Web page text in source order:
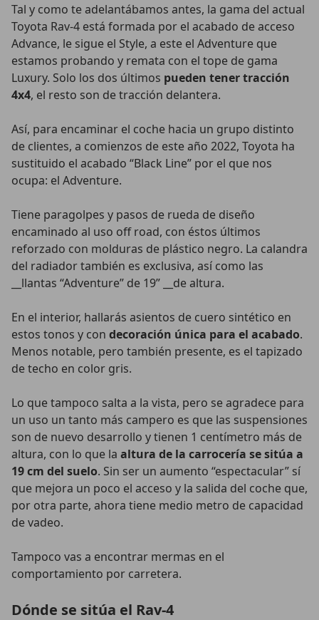
Tal y como te adelantábamos antes, la gama del actual
Toyota Rav-4 está formada por el acabado de acceso
Advance, le sigue el Style, a este el Adventure que
estamos probando y remata con el tope de gama
Luxury. Solo los dos últimos pueden tener tracción
4x4, el resto son de tracción delantera.
Así, para encaminar el coche hacia un grupo distinto
de clientes, a comienzos de este año 2022, Toyota ha
sustituido el acabado “Black Line” por el que nos
ocupa: el Adventure.
Tiene paragolpes y pasos de rueda de diseño
encaminado al uso off road, con éstos últimos
reforzado con molduras de plástico negro. La calandra
del radiador también es exclusiva, así como las
__llantas “Adventure” de 19” __de altura.
En el interior, hallarás asientos de cuero sintético en
estos tonos y con decoración única para el acabado.
Menos notable, pero también presente, es el tapizado
de techo en color gris.
Lo que tampoco salta a la vista, pero se agradece para
un uso un tanto más campero es que las suspensiones
son de nuevo desarrollo y tienen 1 centímetro más de
altura, con lo que la altura de la carrocería se sitúa a
19 cm del suelo. Sin ser un aumento “espectacular” sí
que mejora un poco el acceso y la salida del coche que,
por otra parte, ahora tiene medio metro de capacidad
de vadeo.
Tampoco vas a encontrar mermas en el
comportamiento por carretera.
Dónde se sitúa el Rav-4